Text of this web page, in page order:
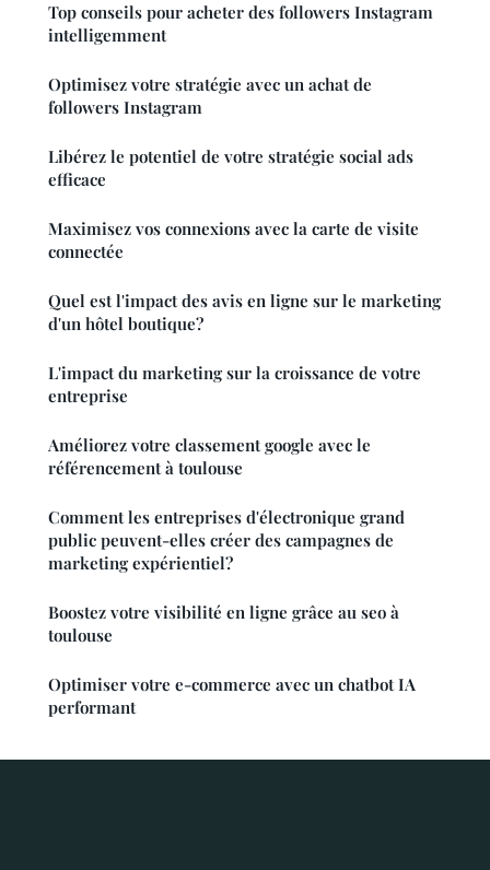
Top conseils pour acheter des followers Instagram
intelligemment
Optimisez votre stratégie avec un achat de
followers Instagram
Libérez le potentiel de votre stratégie social ads
efficace
Maximisez vos connexions avec la carte de visite
connectée
Quel est l'impact des avis en ligne sur le marketing
d'un hôtel boutique?
L'impact du marketing sur la croissance de votre
entreprise
Améliorez votre classement google avec le
référencement à toulouse
Comment les entreprises d'électronique grand
public peuvent-elles créer des campagnes de
marketing expérientiel?
Boostez votre visibilité en ligne grâce au seo à
toulouse
Optimiser votre e-commerce avec un chatbot IA
performant